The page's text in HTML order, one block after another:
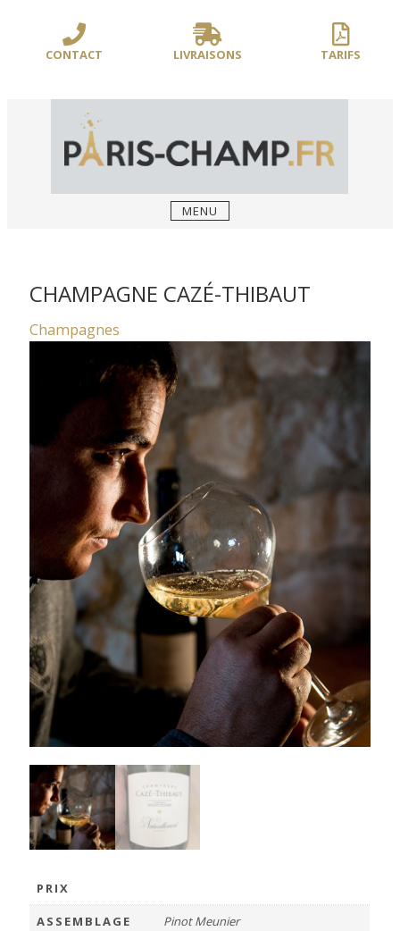
contenuCONTACT LIVRAISONS TARIFS
BOUSSOLE **/
MENU
CHAMPAGNE CAZÉ-THIBAUT
Champagnes
PRIX
ASSEMBLAGE
Pinot Meunier